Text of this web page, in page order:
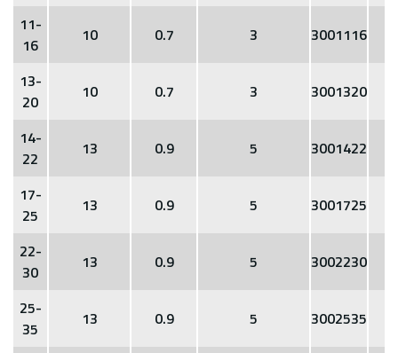
11-
16
10 0.7 3 3001116
13-
20
10 0.7 3 3001320
14-
22
13 0.9 5 3001422
17-
25
13 0.9 5 3001725
22-
30
13 0.9 5 3002230
25-
35
13 0.9 5 3002535